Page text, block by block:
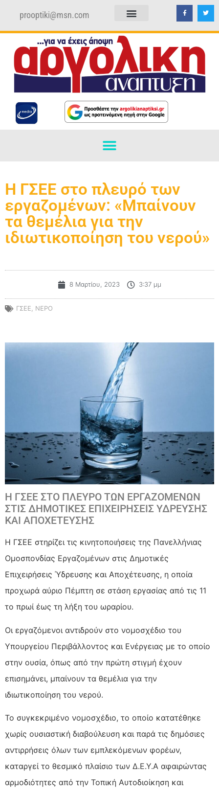
prooptiki@msn.com
Η ΓΣΕΕ στο πλευρό των
εργαζομένων: «Μπαίνουν
τα θεμέλια για την
ιδιωτικοποίηση του νερού»
8 Μαρτίου, 2023 3:37 μμ
ΓΣΕΕ, ΝΕΡΟ
Η ΓΣΕΕ ΣΤΟ ΠΛΕΥΡΟ ΤΩΝ ΕΡΓΑΖΟΜΕΝΩΝ
ΣΤΙΣ ΔΗΜΟΤΙΚΕΣ ΕΠΙΧΕΙΡΗΣΕΙΣ ΥΔΡΕΥΣΗΣ
ΚΑΙ ΑΠΟΧΕΤΕΥΣΗΣ
Η ΓΣΕΕ στηρίζει τις κινητοποιήσεις της Πανελλήνιας
Ομοσπονδίας Εργαζομένων στις Δημοτικές
Επιχειρήσεις Ύδρευσης και Αποχέτευσης, η οποία
προχωρά αύριο Πέμπτη σε στάση εργασίας από τις 11
το πρωί έως τη λήξη του ωραρίου.
Οι εργαζόμενοι αντιδρούν στο νομοσχέδιο του
Υπουργείου Περιβάλλοντος και Ενέργειας με το οποίο
στην ουσία, όπως από την πρώτη στιγμή έχουν
επισημάνει, μπαίνουν τα θεμέλια για την
ιδιωτικοποίηση του νερού.
Το συγκεκριμένο νομοσχέδιο, το οποίο κατατέθηκε
χωρίς ουσιαστική διαβούλευση και παρά τις δημόσιες
αντιρρήσεις όλων των εμπλεκόμενων φορέων,
καταργεί το θεσμικό πλαίσιο των Δ.Ε.Υ.Α αφαιρώντας
αρμοδιότητες από την Τοπική Αυτοδιοίκηση και